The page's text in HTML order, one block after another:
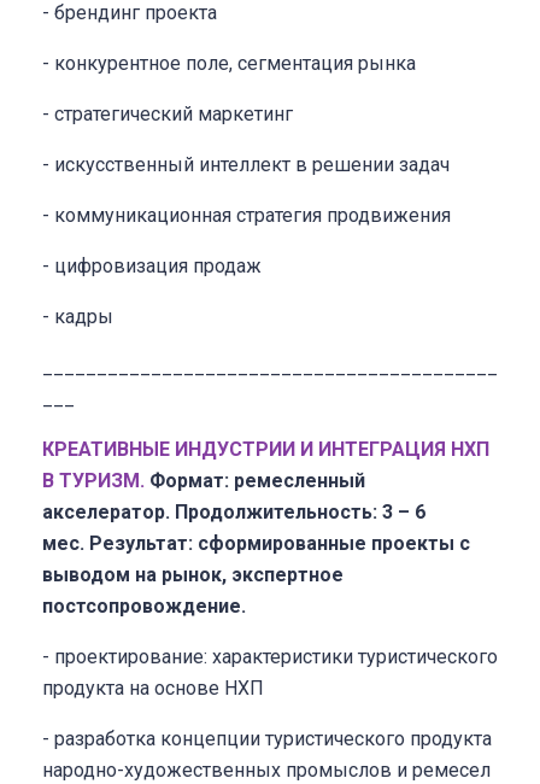
- брендинг проекта
- конкурентное поле, сегментация рынка
- стратегический маркетинг
- искусственный интеллект в решении задач
- коммуникационная стратегия продвижения
- цифровизация продаж
- кадры
КРЕАТИВНЫЕ ИНДУСТРИИ И ИНТЕГРАЦИЯ НХП
В ТУРИЗМ. Формат: ремесленный
акселератор. Продолжительность: 3 – 6
мес. Результат: сформированные проекты с
выводом на рынок, экспертное
постсопровождение.
- проектирование: характеристики туристического
продукта на основе НХП
- разработка концепции туристического продукта
народно-художественных промыслов и ремесел